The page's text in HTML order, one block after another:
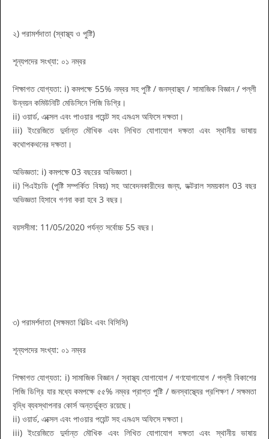
২) পরামর্শদাতা (স্বাস্থ্য ও পুষ্টি)
শূন্যপদের সংখ্যা: ০১ নম্বর
শিক্ষাগত যোগ্যতা: i) কমপক্ষে 55% নম্বর সহ পুষ্টি / জনস্বাস্থ্য / সামাজিক বিজ্ঞান / পল্লী
উন্নয়ন কমিউনিটি মেডিসিনে পিজি ডিগ্রি।
ii) ওয়ার্ড, এক্সেল এবং পাওয়ার পয়েন্ট সহ এমএস অফিসে দক্ষতা।
iii) ইংরেজিতে দুর্দান্ত মৌখিক এবং লিখিত যোগাযোগ দক্ষতা এবং স্থানীয় ভাষায়
কথোপকথনের দক্ষতা।
অভিজ্ঞতা: i) কমপক্ষে 03 বছরের অভিজ্ঞতা।
ii) পিএইচডি (পুষ্টি সম্পর্কিত বিষয়) সহ আবেদনকারীদের জন্য, ডক্টরাল সময়কাল 03 বছর
অভিজ্ঞতা হিসাবে গণনা করা হবে 3 বছর।
বয়সসীমা: 11/05/2020 পর্যন্ত সর্বোচ্চ 55 বছর।
৩) পরামর্শদাতা (সক্ষমতা বিল্ডিং এবং বিসিসি)
শূন্যপদের সংখ্যা: ০১ নম্বর
শিক্ষাগত যোগ্যতা: i) সামাজিক বিজ্ঞান / স্বাস্থ্য যোগাযোগ / গণযোগাযোগ / পল্লী বিকাশের
পিজি ডিগ্রি যার মধ্যে কমপক্ষে ৫৫% নম্বর প্রাপ্ত পুষ্টি / জনস্বাস্থ্যের প্রশিক্ষণ / সক্ষমতা
বৃদ্ধি ব্যবস্থাপনার কোর্স অন্তর্ভুক্ত রয়েছে।
ii) ওয়ার্ড, এক্সেল এবং পাওয়ার পয়েন্ট সহ এমএস অফিসে দক্ষতা।
iii) ইংরেজিতে দুর্দান্ত মৌখিক এবং লিখিত যোগাযোগ দক্ষতা এবং স্থানীয় ভাষায়